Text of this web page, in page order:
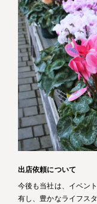
出店依頼について
今後も当社は、イベン
有し、豊かなライフス